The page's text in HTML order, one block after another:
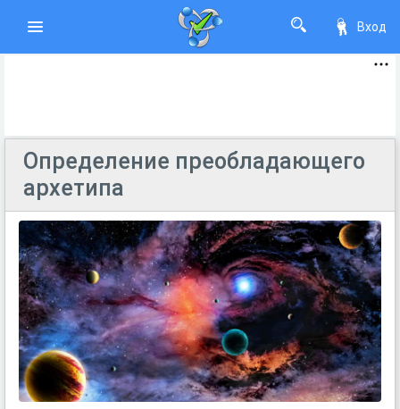
Вход
Определение преобладающего
архетипа